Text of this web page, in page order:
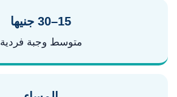
15–30 جنيها
متوسط وجبة فردية